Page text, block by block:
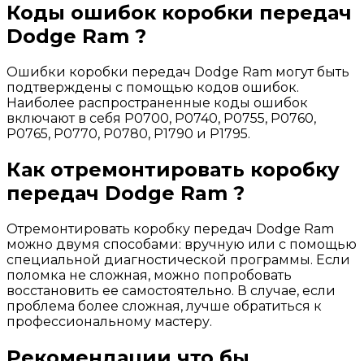
Коды ошибок коробки передач
Dodge Ram ?
Ошибки коробки передач Dodge Ram могут быть
подтверждены с помощью кодов ошибок.
Наиболее распространенные коды ошибок
включают в себя P0700, P0740, P0755, P0760,
P0765, P0770, P0780, P1790 и P1795.
Как отремонтировать коробку
передач Dodge Ram ?
Отремонтировать коробку передач Dodge Ram
можно двумя способами: вручную или с помощью
специальной диагностической программы. Если
поломка не сложная, можно попробовать
восстановить ее самостоятельно. В случае, если
проблема более сложная, лучше обратиться к
профессиональному мастеру.